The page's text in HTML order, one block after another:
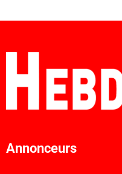
Annonceurs